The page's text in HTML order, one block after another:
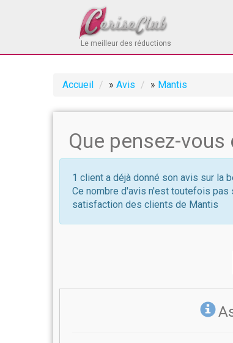
Le meilleur des réductions
Accueil » Avis » Mantis
Que pensez-vous
1 client a déjà donné son avis sur la
Ce nombre d'avis n'est toutefois pas
satisfaction des clients de Mantis